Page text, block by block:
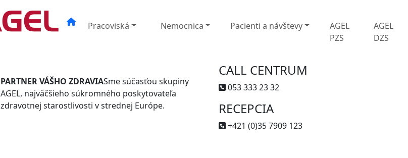
Pracoviská Nemocnica Pacienti a návštevy
AGEL
PZS
AGEL
DZS
PARTNER VÁŠHO ZDRAVIASme súčasťou skupiny
AGEL, najväčšieho súkromného poskytovateľa
zdravotnej starostlivosti v strednej Európe.
CALL CENTRUM
053 333 23 32
RECEPCIA
+421 (0)35 7909 123